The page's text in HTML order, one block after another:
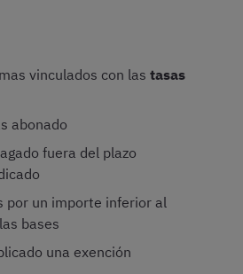
vinculados con las tasas
abonado
fuera del plazo
por un importe inferior al
bases
una exención